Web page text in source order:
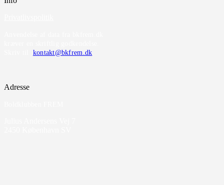
kontakt@bkfrem.dk
Adresse